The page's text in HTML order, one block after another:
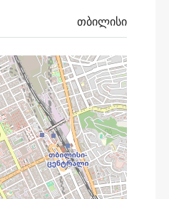
თბილისი